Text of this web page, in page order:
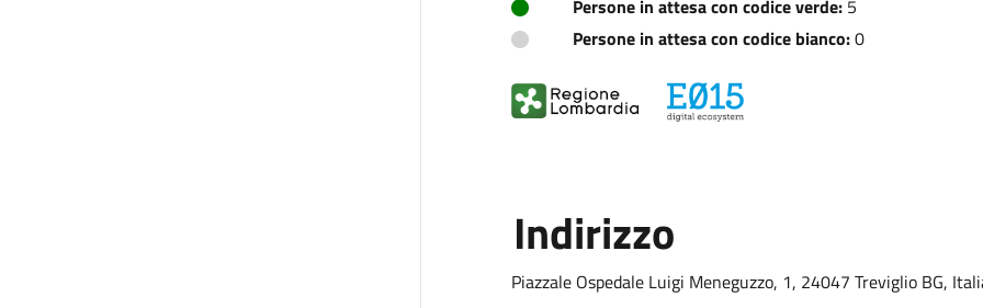
Persone in attesa con codice verde:5
Persone in attesa con codice bianco:0
Indirizzo
Piazzale Ospedale Luigi Meneguzzo, 1, 24047 Treviglio BG,